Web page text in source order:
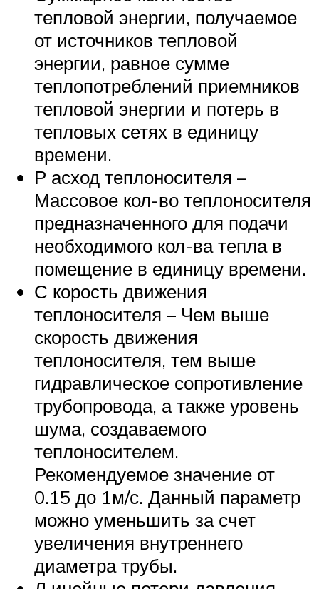
тепловой энергии, получаемое
от источников тепловой
энергии, равное сумме
теплопотреблений приемников
тепловой энергии и потерь в
тепловых сетях в единицу
времени.
Р асход теплоносителя –
Массовое кол-во теплоносителя
предназначенного для подачи
необходимого кол-ва тепла в
помещение в единицу времени.
С корость движения
теплоносителя – Чем выше
скорость движения
теплоносителя, тем выше
гидравлическое сопротивление
трубопровода, а также уровень
шума, создаваемого
теплоносителем.
Рекомендуемое значение от
0.15 до 1м/с. Данный параметр
можно уменьшить за счет
увеличения внутреннего
диаметра трубы.